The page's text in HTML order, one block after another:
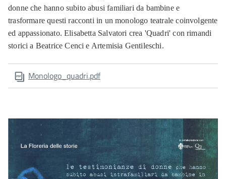
donne che hanno subito abusi familiari da bambine e
trasformare questi racconti in un monologo teatrale coinvolgente
ed appassionato. Elisabetta Salvatori crea 'Quadri' con rimandi
storici a Beatrice Cenci e Artemisia Gentileschi.
Monologo_quadri.pdf